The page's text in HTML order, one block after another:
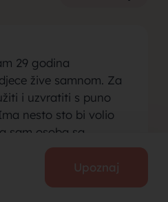
29 godina
žive samnom. Za
i uzvratiti s puno
nesto sto bi volio
sam osoba sa
psihički normalna
od cerebralne
potpuno
Upoznaj